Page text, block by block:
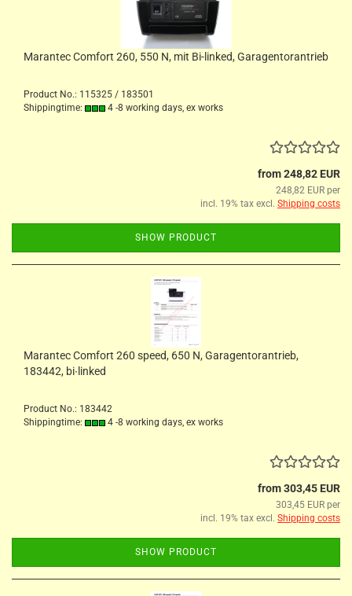
Marantec Comfort 260, 550 N, mit Bi-linked, Garagentorantrieb
Product No.: 115325 / 183501
Shippingtime:
4 -8 working days, ex works
from 248,82 EUR
248,82 EUR per
incl. 19% tax excl. Shipping costs
SHOW PRODUCT
Marantec Comfort 260 speed, 650 N, Garagentorantrieb,
183442, bi∙linked
Product No.: 183442
Shippingtime:
4 -8 working days, ex works
from 303,45 EUR
303,45 EUR per
incl. 19% tax excl. Shipping costs
SHOW PRODUCT